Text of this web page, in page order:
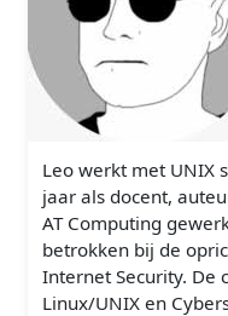
Leo werkt met UNIX
jaar als docent,
AT Computing
betrokken bij de
Internet Security. De
Linux/UNIX en